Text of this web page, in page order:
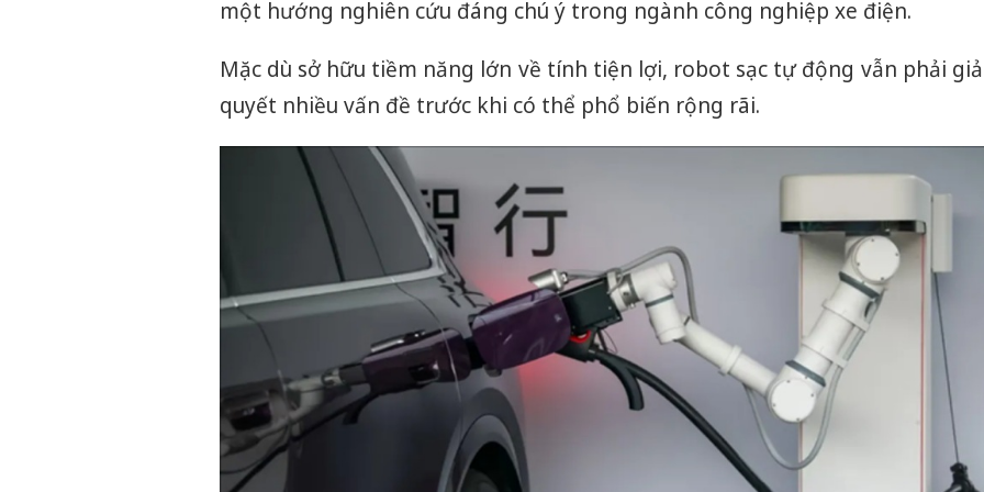
một hướng nghiên cứu đáng chú ý trong ngành công nghiệp xe điện.
Mặc dù sở hữu tiềm năng lớn về tính tiện lợi, robot sạc tự động vẫn phải
quyết nhiều vấn đề trước khi có thể phổ biến rộng rãi.